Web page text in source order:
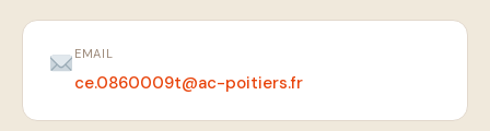
EMAIL
ce.0860009t@ac-poitiers.fr